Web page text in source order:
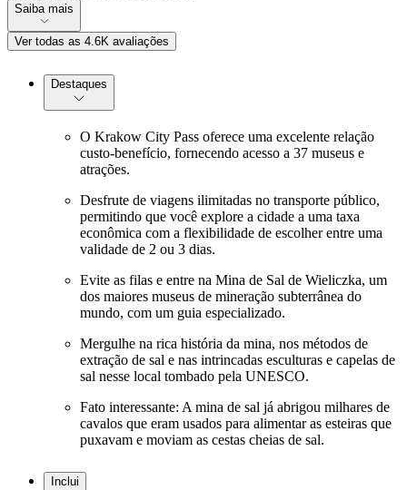
Saiba mais
Ver todas as 4.6K avaliações
Destaques
O Krakow City Pass oferece uma excelente relação
custo-benefício, fornecendo acesso a 37 museus e
atrações.
Desfrute de viagens ilimitadas no transporte público,
permitindo que você explore a cidade a uma taxa
econômica com a flexibilidade de escolher entre uma
validade de 2 ou 3 dias.
Evite as filas e entre na Mina de Sal de Wieliczka, um
dos maiores museus de mineração subterrânea do
mundo, com um guia especializado.
Mergulhe na rica história da mina, nos métodos de
extração de sal e nas intrincadas esculturas e capelas de
sal nesse local tombado pela UNESCO.
Fato interessante: A mina de sal já abrigou milhares de
cavalos que eram usados para alimentar as esteiras que
puxavam e moviam as cestas cheias de sal.
Inclui